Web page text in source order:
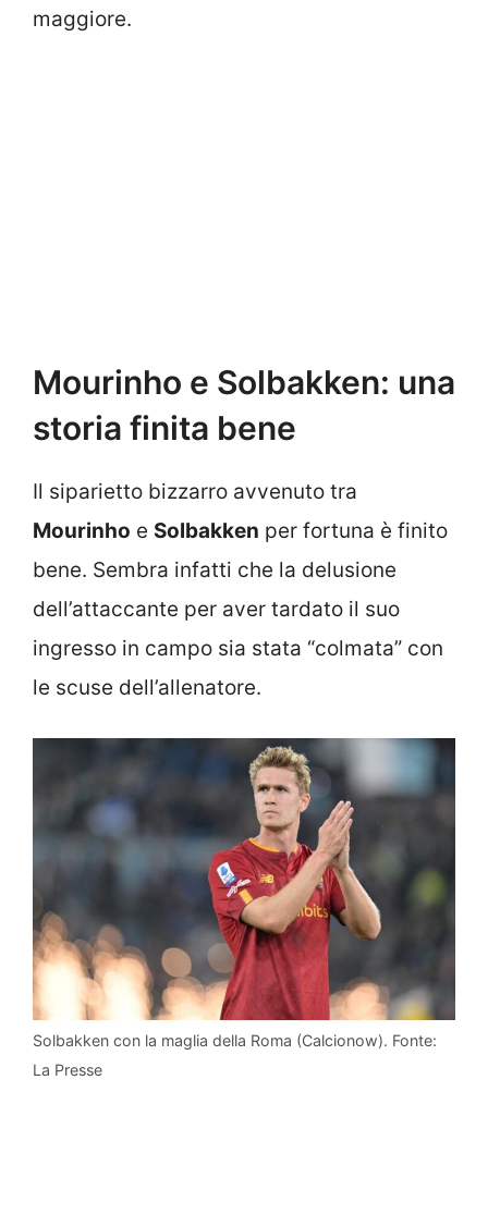
maggiore.
Mourinho e Solbakken: una
storia finita bene
Il siparietto bizzarro avvenuto tra
Mourinho e Solbakken per fortuna è finito
bene. Sembra infatti che la delusione
dell’attaccante per aver tardato il suo
ingresso in campo sia stata “colmata” con
le scuse dell’allenatore.
Solbakken con la maglia della Roma (Calcionow). Fonte:
La Presse